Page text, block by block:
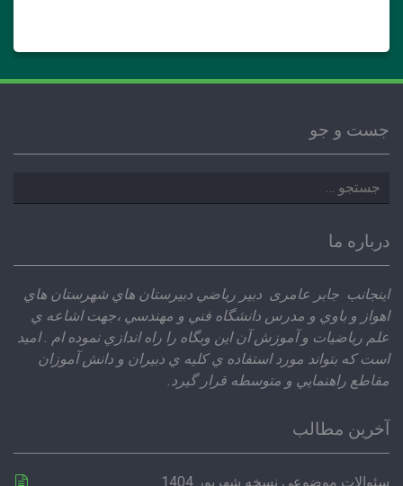
جست و جو
جستجو
برای:
درباره ما
اينجانب جابر عامری دبير رياضي دبيرستان هاي شهرستان هاي
اهواز و باوي و مدرس دانشگاه فني و مهندسي ،‌جهت اشاعه ي
علم رياضيات و آموزش آن اين وبگاه را راه اندازي نموده ام . اميد
است كه بتواند مورد استفاده ي كليه ي دبيران و دانش آموزان
مقاطع راهنمايي و متوسطه قرار گيرد.
آخرین مطالب
سئوالات موضوعی نسخه شهریور 1404